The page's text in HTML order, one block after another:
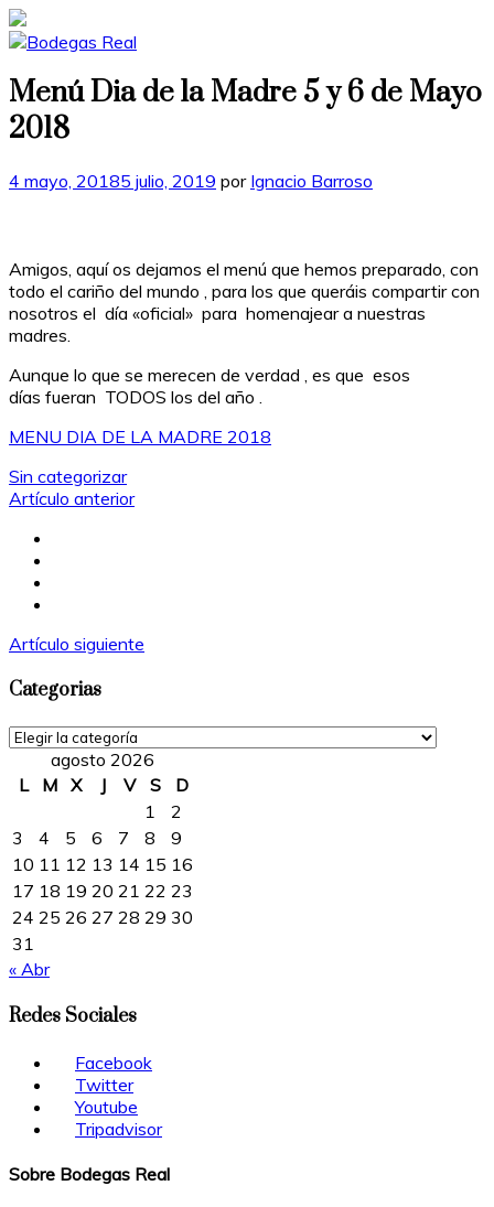
Menú Dia de la Madre 5 y 6 de Mayo
2018
Publicado
4 mayo, 20185 julio, 2019 por Ignacio Barroso
Amigos, aquí os dejamos el menú que hemos preparado, con
todo el cariño del mundo , para los que queráis compartir con
nosotros el día «oficial» para homenajear a nuestras
madres.
Aunque lo que se merecen de verdad , es que esos
días fueran TODOS los del año .
MENU DIA DE LA MADRE 2018
Categorías
Sin categorizar
Artículo anterior
Artículo siguiente
Categorias
Categorias
agosto 2026
L
M X J V S
D
1
2
3
4 5 6 7 8
9
10 11 12 13 14 15 16
17 18 19 20 21 22 23
24 25 26 27 28 29 30
31
« Abr
Redes Sociales
Facebook
Twitter
Youtube
Tripadvisor
Sobre Bodegas Real